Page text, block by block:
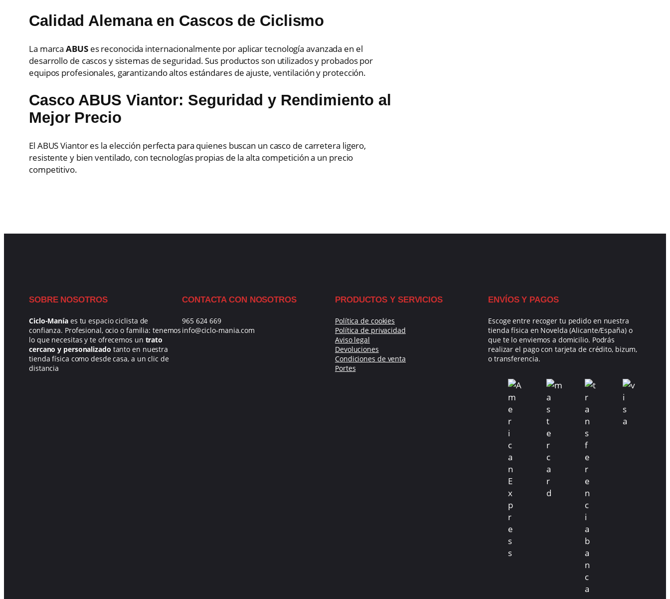
Calidad Alemana en Cascos de Ciclismo
La marcaABUSes reconocida internacionalmente por aplicar tecnología avanzada en el
desarrollo de cascos y sistemas de seguridad. Sus productos son utilizados y probados por
equipos profesionales, garantizando altos estándares de ajuste, ventilación y protección.
Casco ABUS Viantor: Seguridad y Rendimiento al
Mejor Precio
El ABUS Viantor es la elección perfecta para quienes buscan un casco de carretera ligero,
resistente y bien ventilado, con tecnologías propias de la alta competición a un precio
competitivo.
SOBRE NOSOTROS
Ciclo-Maníaes tu espacio ciclista de
confianza. Profesional, ocio o familia: tenemos
lo que necesitas y te ofrecemos un trato
cercano y personalizado tanto en nuestra
tienda física como desde casa, a un clic de
distancia
CONTACTA CON NOSOTROS
965 624 669
info@ciclo-mania.com
PRODUCTOS Y SERVICIOS
Política de cookies
Política de privacidad
Aviso legal
Devoluciones
Condiciones de venta
Portes
ENVÍOS Y PAGOS
Escoge entre recoger tu pedido en nuestra
tienda física en Novelda (Alicante/España) o
que te lo enviemos a domicilio. Podrás
realizar el pago con tarjeta de crédito, bizum,
o transferencia.